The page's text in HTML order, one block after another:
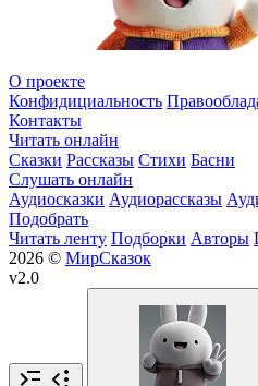
О проекте
Конфидициальность
Контакты
Читать онлайн
Сказки Рассказы Стихи Басни
Слушать онлайн
Аудиосказки Аудиорассказы
Подобрать
Читать ленту Подборки Авторы
2026 © МирСказок
v2.0